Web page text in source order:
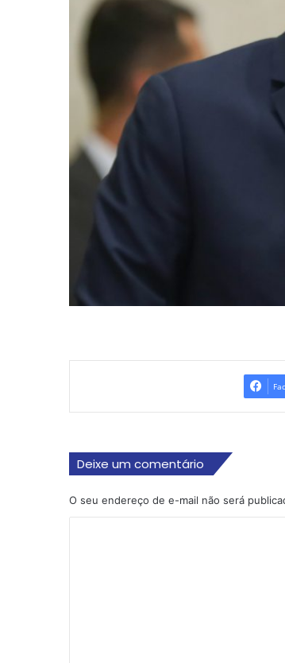
Deixe um comentário
O seu endereço de e-mail não será